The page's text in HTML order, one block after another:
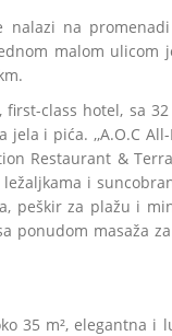
nalazi na
malom ulicom
first-class hotel, sa
i pića. ,,A.O.C
Restaurant &
i
peškir za plažu i
ponudom masaža
35 m², elegantna i